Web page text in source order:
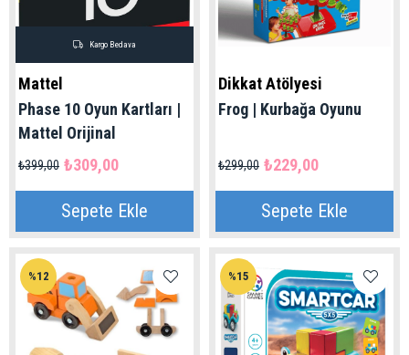
Mattel
Phase 10 Oyun Kartları |
Mattel Orijinal
₺309,00
₺399,00
Sepete Ekle
Kargo Bedava
Dikkat Atölyesi
Frog | Kurbağa Oyunu
₺229,00
₺299,00
Sepete Ekle
%12 %15